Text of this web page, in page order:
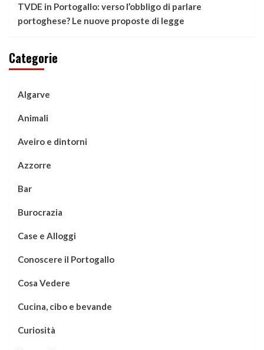
TVDE in Portogallo: verso l’obbligo di parlare
portoghese? Le nuove proposte di legge
Categorie
Algarve
Animali
Aveiro e dintorni
Azzorre
Bar
Burocrazia
Case e Alloggi
Conoscere il Portogallo
Cosa Vedere
Cucina, cibo e bevande
Curiosità